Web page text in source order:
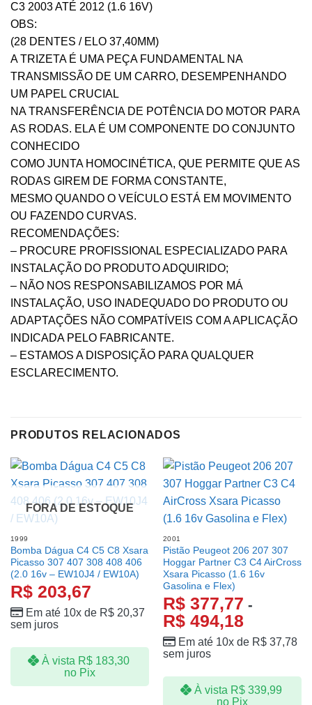
C3 2003 ATÉ 2012 (1.6 16V)
OBS:
(28 DENTES / ELO 37,40MM)
A TRIZETA É UMA PEÇA FUNDAMENTAL NA
TRANSMISSÃO DE UM CARRO, DESEMPENHANDO
UM PAPEL CRUCIAL
NA TRANSFERÊNCIA DE POTÊNCIA DO MOTOR PARA
AS RODAS. ELA É UM COMPONENTE DO CONJUNTO
CONHECIDO
COMO JUNTA HOMOCINÉTICA, QUE PERMITE QUE AS
RODAS GIREM DE FORMA CONSTANTE,
MESMO QUANDO O VEÍCULO ESTÁ EM MOVIMENTO
OU FAZENDO CURVAS.
RECOMENDAÇÕES:
– PROCURE PROFISSIONAL ESPECIALIZADO PARA
INSTALAÇÃO DO PRODUTO ADQUIRIDO;
– NÃO NOS RESPONSABILIZAMOS POR MÁ
INSTALAÇÃO, USO INADEQUADO DO PRODUTO OU
ADAPTAÇÕES NÃO COMPATÍVEIS COM A APLICAÇÃO
INDICADA PELO FABRICANTE.
– ESTAMOS A DISPOSIÇÃO PARA QUALQUER
ESCLARECIMENTO.
PRODUTOS RELACIONADOS
FORA DE ESTOQUE
1999
Bomba Dágua C4 C5 C8 Xsara
Picasso 307 407 308 408 406
(2.0 16v – EW10J4 / EW10A)
R$203,67
Em até 10x de R$20,37
sem juros
À vista R$183,30
no Pix
2001
Pistão Peugeot 206 207 307
Hoggar Partner C3 C4 AirCross
Xsara Picasso (1.6 16v
Gasolina e Flex)
R$377,77 -
R$494,18
Em até 10x de R$37,78
sem juros
À vista R$339,99
no Pix